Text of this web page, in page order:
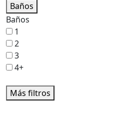
Baños
Baños
1
2
3
4+
Más filtros